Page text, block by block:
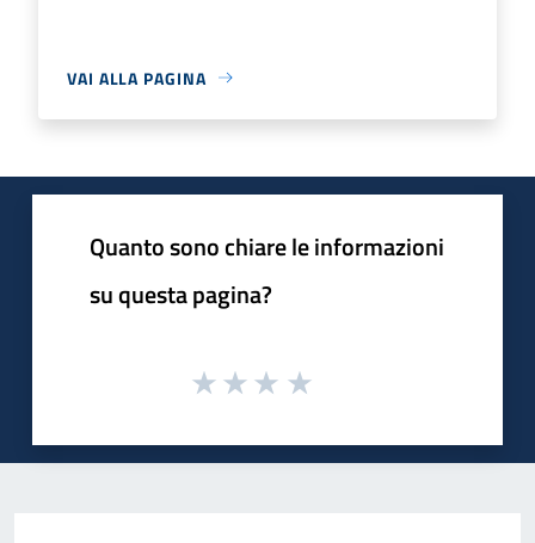
VAI ALLA PAGINA
Quanto sono chiare le informazioni
su questa pagina?